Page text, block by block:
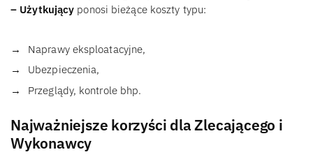
– Użytkujący ponosi bieżące koszty typu:
Naprawy eksploatacyjne,
Ubezpieczenia,
Przeglądy, kontrole bhp.
Najważniejsze korzyści dla Zlecającego i
Wykonawcy